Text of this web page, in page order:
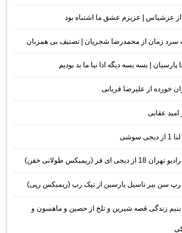
از عرشیاس | عزیزم عشق ما اشتباه بود
سرد زمان از محمدرضا شجریان | تصنیف بی همزبان
پارسیان | بسه بسه دیگه ادا نیا ما بد بودیم
خورده از علیرضا قربانی
امید عقابی
فر (ریمیکس طولانی خفن)
رپ سن بیر ناسیل یارسین از تیک رپ (ریمیکس رپی)
بنیم زندگی قصه شیرین و تلخ از حصین و ماهسون و